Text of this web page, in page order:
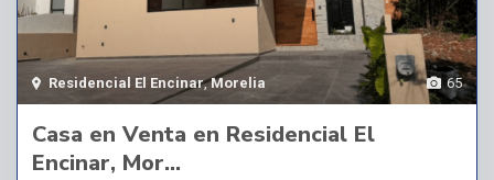
65
Residencial El Encinar,Morelia
Casa en Venta en Residencial El
Encinar, Mor...